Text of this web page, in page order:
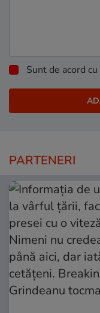
Sunt de acord cu
PARTENERI